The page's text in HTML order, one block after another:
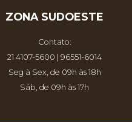
ZONA SUDOESTE
Contato:
21 4107-5600 | 96551-6014
Seg à Sex, de 09h às 18h
Sáb, de 09h às 17h